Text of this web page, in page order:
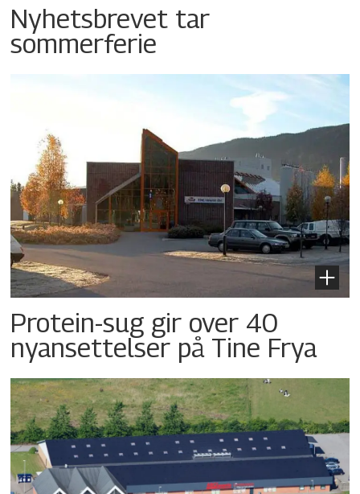
Nyhetsbrevet tar
sommerferie
Protein-sug gir over 40
nyansettelser på Tine Frya